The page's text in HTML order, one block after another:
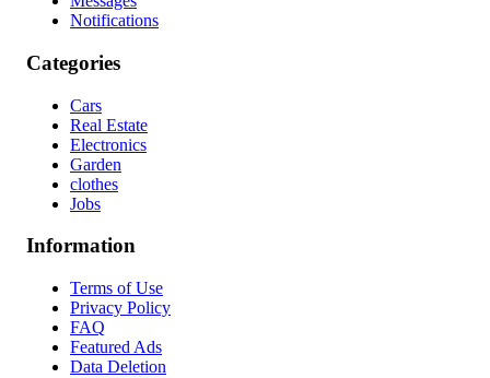
Notifications
Categories
Cars
Real Estate
Electronics
Garden
clothes
Jobs
Information
Terms of Use
Privacy Policy
FAQ
Featured Ads
Data Deletion